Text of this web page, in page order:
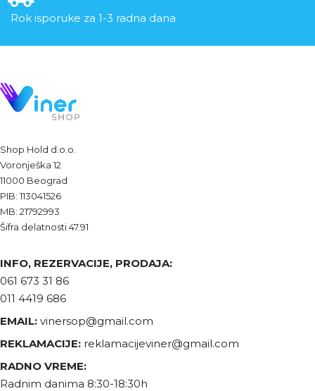
Rok isporuke za 1-3 radna dana
Shop Hold d.o.o.
Voronješka 12
11000 Beograd
PIB: 113041526
MB: 21792993
Šifra delatnosti 47.91
INFO, REZERVACIJE, PRODAJA:
061 673 31 86
011 4419 686
EMAIL: vinersop@gmail.com
REKLAMACIJE: reklamacijeviner@gmail.com
RADNO VREME:
Radnim danima 8:30-18:30h